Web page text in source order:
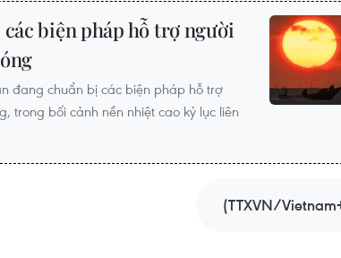
biện pháp hỗ trợ người
đang chuẩn bị các biện pháp hỗ trợ
trong bối cảnh nền nhiệt cao kỷ lục liên
(TTXVN/